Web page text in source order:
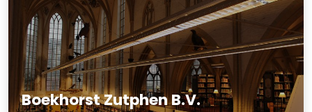
Boekhorst Zutphen B.V.